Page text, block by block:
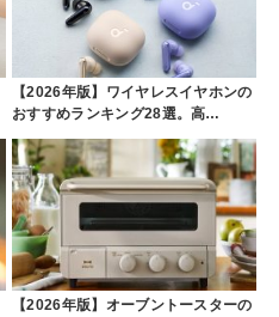
【2026年版】ワイヤレスイヤホンの
おすすめランキング28選。高…
【2026年版】オーブントースターの